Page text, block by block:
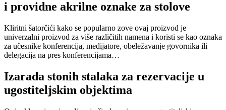
i providne akrilne oznake za stolove
Kliritni šatorčići kako se popularno zove ovaj proizvod je
univerzalni proizvod za više različitih namena i koristi se kao oznaka
za učesnike konferencija, medijatore, obeležavanje govornika ili
delegacija na pres konferencijama…
Izarada stonih stalaka za rezervacije u
ugostiteljskim objektima